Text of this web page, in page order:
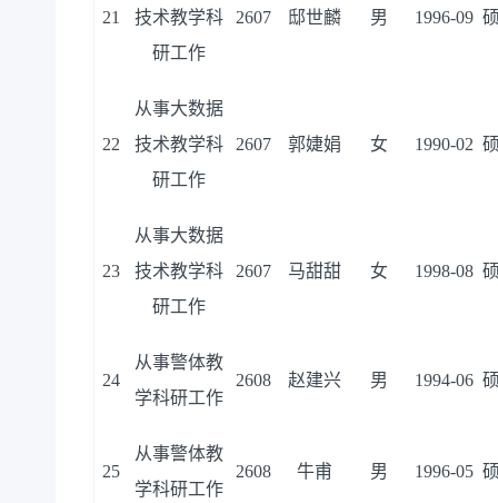
21
技术教学科
研工作
2607 邸世麟 男 1996-09
22
从事大数据
技术教学科
研工作
2607 郭婕娟 女 1990-02
23
从事大数据
技术教学科
研工作
2607 马甜甜 女 1998-08
24
从事警体教
学科研工作
2608 赵建兴 男 1994-06
25
从事警体教
学科研工作
2608 牛甫 男 1996-05